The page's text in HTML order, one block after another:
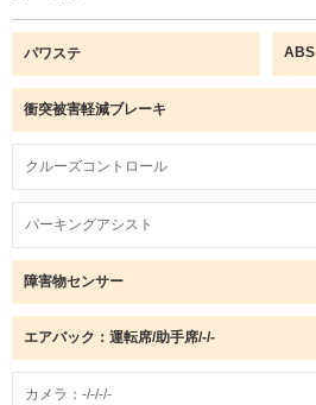
パワステ ABS
衝突被害軽減ブレーキ
クルーズコントロール
パーキングアシスト
障害物センサー
エアバック：運転席/助手席/-/-
カメラ：-/-/-/-